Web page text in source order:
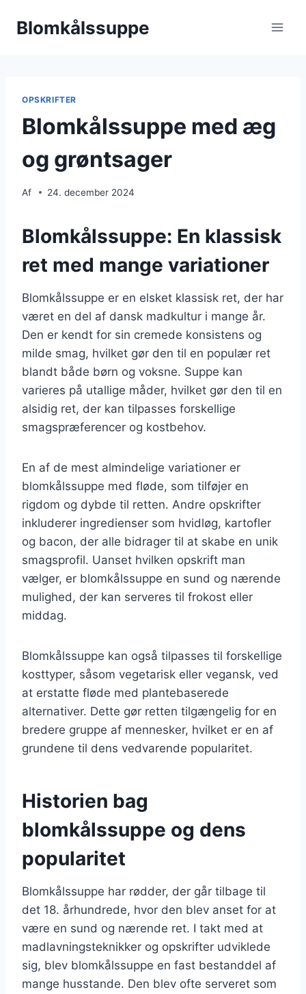
Blomkålssuppe
OPSKRIFTER
Blomkålssuppe med æg
og grøntsager
Af 24. december 2024
Blomkålssuppe: En klassisk
ret med mange variationer
Blomkålssuppe er en elsket klassisk ret, der har
været en del af dansk madkultur i mange år.
Den er kendt for sin cremede konsistens og
milde smag, hvilket gør den til en populær ret
blandt både børn og voksne. Suppe kan
varieres på utallige måder, hvilket gør den til en
alsidig ret, der kan tilpasses forskellige
smagspræferencer og kostbehov.
En af de mest almindelige variationer er
blomkålssuppe med fløde, som tilføjer en
rigdom og dybde til retten. Andre opskrifter
inkluderer ingredienser som hvidløg, kartofler
og bacon, der alle bidrager til at skabe en unik
smagsprofil. Uanset hvilken opskrift man
vælger, er blomkålssuppe en sund og nærende
mulighed, der kan serveres til frokost eller
middag.
Blomkålssuppe kan også tilpasses til forskellige
kosttyper, såsom vegetarisk eller vegansk, ved
at erstatte fløde med plantebaserede
alternativer. Dette gør retten tilgængelig for en
bredere gruppe af mennesker, hvilket er en af
grundene til dens vedvarende popularitet.
Historien bag
blomkålssuppe og dens
popularitet
Blomkålssuppe har rødder, der går tilbage til
det 18. århundrede, hvor den blev anset for at
være en sund og nærende ret. I takt med at
madlavningsteknikker og opskrifter udviklede
sig, blev blomkålssuppe en fast bestanddel af
mange husstande. Den blev ofte serveret som